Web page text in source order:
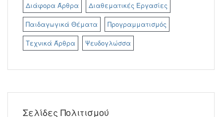
Διάφορα Άρθρα
Διαθεματικές Εργασίες
Παιδαγωγικά Θέματα
Προγραμματισμός
Τεχνικά Άρθρα
Ψευδογλώσσα
Σελίδες Πολιτισμού